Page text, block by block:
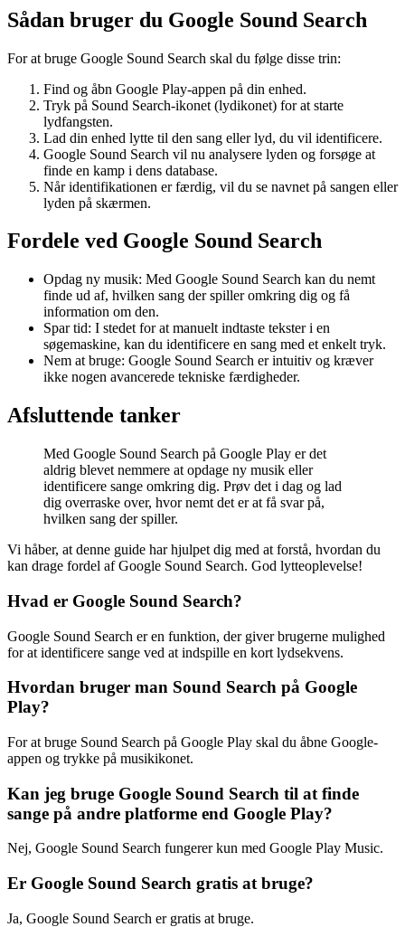
Sådan bruger du Google Sound Search
For at bruge Google Sound Search skal du følge disse trin:
Find og åbn Google Play-appen på din enhed.
Tryk på Sound Search-ikonet (lydikonet) for at starte
lydfangsten.
Lad din enhed lytte til den sang eller lyd, du vil identificere.
Google Sound Search vil nu analysere lyden og forsøge at
finde en kamp i dens database.
Når identifikationen er færdig, vil du se navnet på sangen eller
lyden på skærmen.
Fordele ved Google Sound Search
Opdag ny musik: Med Google Sound Search kan du nemt
finde ud af, hvilken sang der spiller omkring dig og få
information om den.
Spar tid: I stedet for at manuelt indtaste tekster i en
søgemaskine, kan du identificere en sang med et enkelt tryk.
Nem at bruge: Google Sound Search er intuitiv og kræver
ikke nogen avancerede tekniske færdigheder.
Afsluttende tanker
Med Google Sound Search på Google Play er det
aldrig blevet nemmere at opdage ny musik eller
identificere sange omkring dig. Prøv det i dag og lad
dig overraske over, hvor nemt det er at få svar på,
hvilken sang der spiller.
Vi håber, at denne guide har hjulpet dig med at forstå, hvordan du
kan drage fordel af Google Sound Search. God lytteoplevelse!
Hvad er Google Sound Search?
Google Sound Search er en funktion, der giver brugerne mulighed
for at identificere sange ved at indspille en kort lydsekvens.
Hvordan bruger man Sound Search på Google
Play?
For at bruge Sound Search på Google Play skal du åbne Google-
appen og trykke på musikikonet.
Kan jeg bruge Google Sound Search til at finde
sange på andre platforme end Google Play?
Nej, Google Sound Search fungerer kun med Google Play Music.
Er Google Sound Search gratis at bruge?
Ja, Google Sound Search er gratis at bruge.